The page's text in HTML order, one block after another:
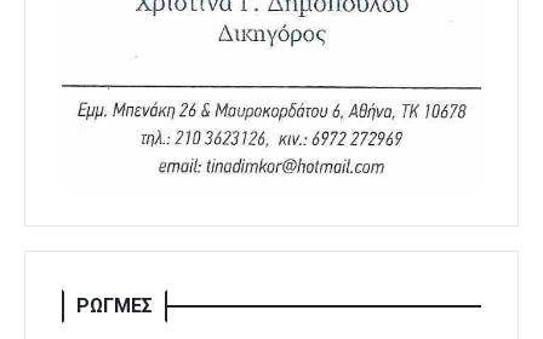
ΡΩΓΜΕΣ